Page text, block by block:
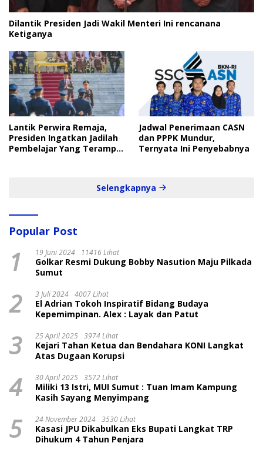
Dilantik Presiden Jadi Wakil Menteri Ini rencanana
Ketiganya
Lantik Perwira Remaja,
Presiden Ingatkan Jadilah
Pembelajar Yang Terampil
Jadwal Penerimaan CASN
dan PPPK Mundur,
Ternyata Ini Penyebabnya
Selengkapnya
Popular Post
1 19 Juni 2024 11416 Lihat
Golkar Resmi Dukung Bobby Nasution Maju Pilkada
Sumut
2 3 Juli 2024 4007 Lihat
El Adrian Tokoh Inspiratif Bidang Budaya
Kepemimpinan. Alex : Layak dan Patut
3 25 April 2025 3974 Lihat
Kejari Tahan Ketua dan Bendahara KONI Langkat
Atas Dugaan Korupsi
4 30 April 2025 3572 Lihat
Miliki 13 Istri, MUI Sumut : Tuan Imam Kampung
Kasih Sayang Menyimpang
5 24 November 2024 3530 Lihat
Kasasi JPU Dikabulkan Eks Bupati Langkat TRP
Dihukum 4 Tahun Penjara